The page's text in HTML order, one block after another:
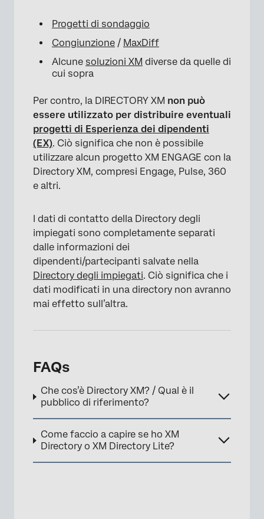
Progetti di sondaggio
Congiunzione / MaxDiff
Alcune soluzioni XM diverse da quelle di
cui sopra
Per contro, la DIRECTORY XM non può
essere utilizzato per distribuire eventuali
progetti di Esperienza dei dipendenti
(EX). Ciò significa che non è possibile
utilizzare alcun progetto XM ENGAGE con la
Directory XM, compresi Engage, Pulse, 360
e altri.
I dati di contatto della Directory degli
impiegati sono completamente separati
dalle informazioni dei
dipendenti/partecipanti salvate nella
Directory degli impiegati. Ciò significa che i
dati modificati in una directory non avranno
mai effetto sull’altra.
FAQs
Che cos’è Directory XM? / Qual è il
pubblico di riferimento?
Come faccio a capire se ho XM
Directory o XM Directory Lite?